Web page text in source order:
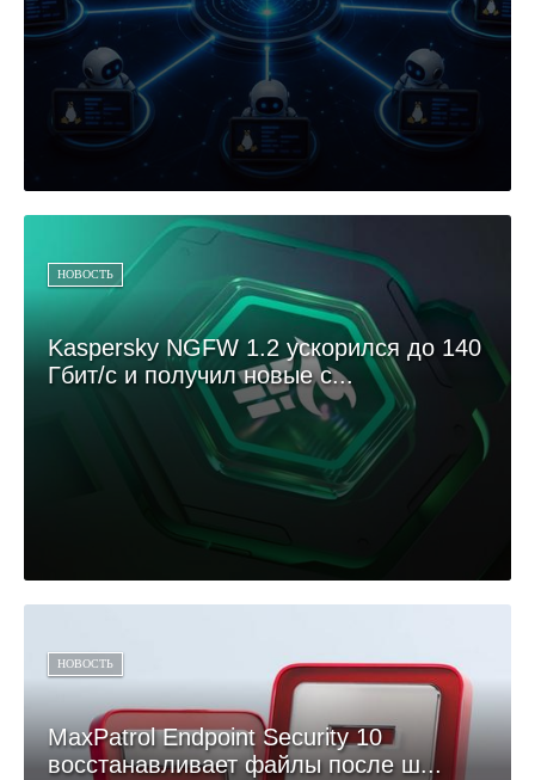
НОВОСТЬ
Kaspersky NGFW 1.2 ускорился до 140
Гбит/с и получил новые с...
НОВОСТЬ
MaxPatrol Endpoint Security 10
восстанавливает файлы после ш...